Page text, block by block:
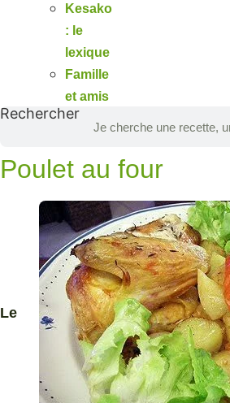
Kesako
: le
lexique
Famille
et amis
Rechercher
Poulet au four
Le